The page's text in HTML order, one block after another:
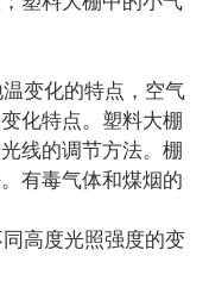
变化的特点，空气
化特点。塑料大棚
线的调节方法。棚
有毒气体和煤烟的
高度光照强度的变